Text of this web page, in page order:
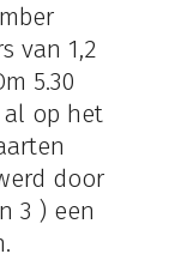
van 1,2
5.30
op het
door
3 ) een